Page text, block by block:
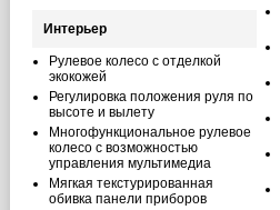
Интерьер
Рулевое колесо с отделкой
экокожей
Регулировка положения руля по
высоте и вылету
Многофункциональное рулевое
колесо с возможностью
управления мультимедиа
Мягкая текстурированная
обивка панели приборов